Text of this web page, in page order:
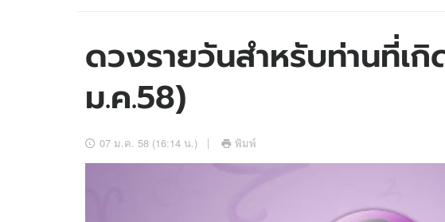
ข่าวบันเทิง
ข่าวกีฬา
ข่าวเศรษฐกิจ
อัปเดตจีน
เช็กข่าวชัวร์
สถิติหวยไทย
ดวงรายวันสำหรับท่านที่เกิ
ม.ค.58)
07 ม.ค. 58 (16:14 น.) พิมพ์